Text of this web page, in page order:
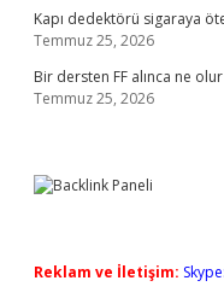
Kapı dedektörü sigaraya
Temmuz 25, 2026
Bir dersten FF alınca ne olur
Temmuz 25, 2026
Reklam ve İletişim: